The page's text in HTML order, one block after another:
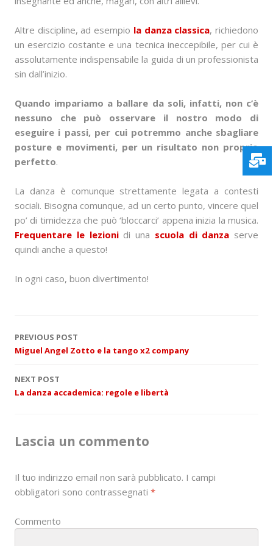
Altre discipline, ad esempio la danza classica, richiedono
un esercizio costante e una tecnica ineccepibile, per cui è
assolutamente indispensabile la guida di un professionista
sin dall’inizio.
Quando impariamo a ballare da soli, infatti, non c’è
nessuno che può osservare il nostro modo di
eseguire i passi, per cui potremmo anche sbagliare
posture e movimenti, per un risultato non proprio
perfetto.
La danza è comunque strettamente legata a contesti
sociali. Bisogna comunque, ad un certo punto, vincere quel
po’ di timidezza che può ‘bloccarci’ appena inizia la musica.
Frequentare le lezionidi una scuola di danza serve
quindi anche a questo!
In ogni caso, buon divertimento!
P
s
n
v
g
PREVIOUS POST
Miguel Angel Zotto e la tango x2 company
NEXT POST
La danza accademica: regole e libertà
Lascia un commento
Il tuo indirizzo email non sarà pubblicato. I campi
obbligatori sono contrassegnati *
Commento